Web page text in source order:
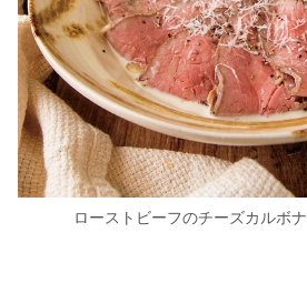
ローストビーフのチーズカルボ